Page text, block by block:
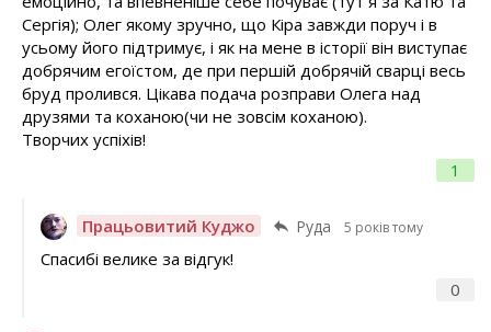
1
Сергія); Олег якому зручно, що Кіра завжди поруч і в
усьому його підтримує, і як на мене в історії він виступає
добрячим егоїстом, де при першій добрячій сварці весь
бруд пролився. Цікава подача розправи Олега над
друзями та коханою(чи не зовсім коханою).
Творчих успіхів!
Працьовитий Куджо Руда 5 років тому
0
Спасибі велике за відгук!